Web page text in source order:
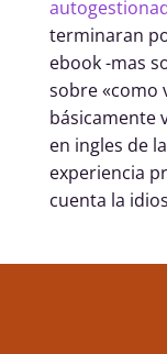
terminaran
ebook -mas
sobre «como
básicamente
en ingles de
experiencia
cuenta la